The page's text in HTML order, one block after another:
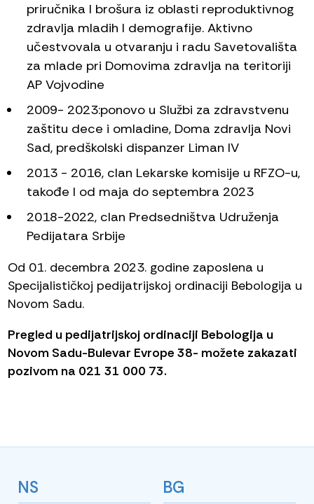
priručnika I brošura iz oblasti reproduktivnog
zdravlja mladih I demografije. Aktivno
učestvovala u otvaranju i radu Savetovališta
za mlade pri Domovima zdravlja na teritoriji
AP Vojvodine
2009- 2023:ponovo u Službi za zdravstvenu
zaštitu dece i omladine, Doma zdravlja Novi
Sad, predškolski dispanzer Liman IV
2013 - 2016, clan Lekarske komisije u RFZO-u,
takođe I od maja do septembra 2023
2018-2022, clan Predsedništva Udruženja
Pedijatara Srbije
Od 01. decembra 2023. godine zaposlena u
Specijalističkoj pedijatrijskoj ordinaciji Bebologija u
Novom Sadu.
Pregled u pedijatrijskoj ordinaciji Bebologija u
Novom Sadu-Bulevar Evrope 38- možete zakazati
pozivom na 021 31 000 73.
NS BG